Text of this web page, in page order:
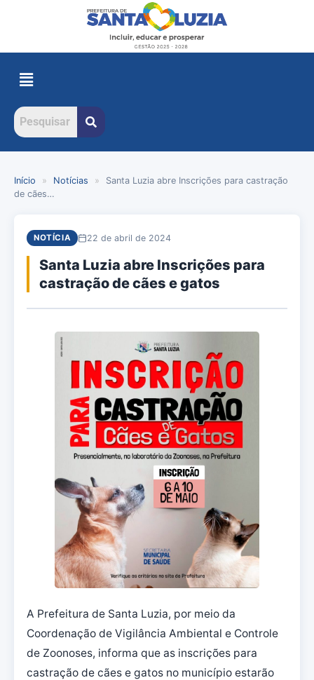
Início » Notícias »
Santa Luzia abre Inscrições para castração
de cães…
NOTÍCIA 22 de abril de 2024
Santa Luzia abre Inscrições para
castração de cães e gatos
A Prefeitura de Santa Luzia, por meio da
Coordenação de Vigilância Ambiental e Controle
de Zoonoses, informa que as inscrições para
castração de cães e gatos no município estarão